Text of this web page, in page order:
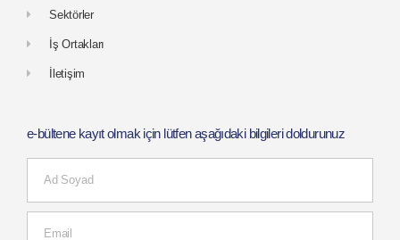
Sektörler
İş Ortakları
İletişim
e-bültene kayıt olmak için lütfen aşağıdaki bilgileri doldurunuz